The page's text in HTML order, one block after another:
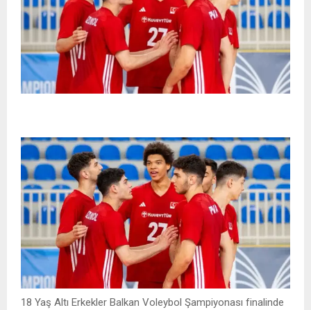
18 Yaş Altı Erkekler Balkan Voleybol Şampiyonası finalinde